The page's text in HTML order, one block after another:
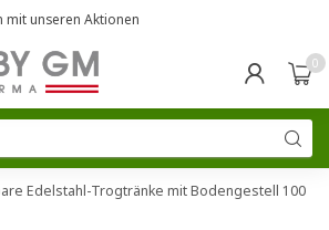
mit unseren Aktionen
0
Edelstahl-Trogtränke mit Bodengestell 100